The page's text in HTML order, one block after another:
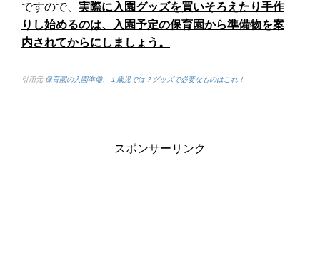
ですので、 実際に入園グッズを買いそろえたり手作
りし始めるのは、入園予定の保育園から準備物を案
内されてからにしましょう。
引用元-保育園の入園準備、１歳児では？グッズで必要なものはこれ！
スポンサーリンク